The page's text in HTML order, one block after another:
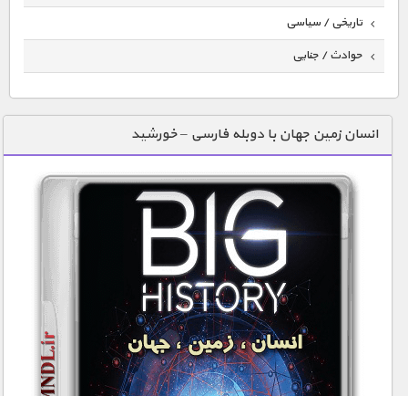
تاریخی / سیاسی
حوادث / جنایی
دنیای خوراکی ها
زمین شناسی / محیط زیست
سازه/ معماری/ مهندسی
سرگرمی
فرهنگ / هنر
کیهان / نجوم
انسان زمین جهان با دوبله فارسی – خورشید